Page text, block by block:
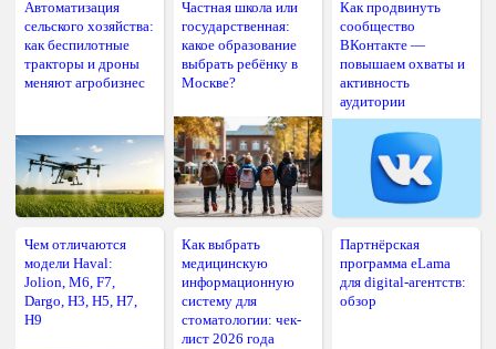
Автоматизация
сельского хозяйства:
как беспилотные
тракторы и дроны
меняют агробизнес
Частная школа или
государственная:
какое образование
выбрать ребёнку в
Москве?
Как продвинуть
сообщество
ВКонтакте —
повышаем охваты и
активность
аудитории
Чем отличаются
модели Haval:
Jolion, M6, F7,
Dargo, H3, H5, H7,
H9
Как выбрать
медицинскую
информационную
систему для
стоматологии: чек-
лист 2026 года
Партнёрская
программа eLama
для digital-агентств:
обзор